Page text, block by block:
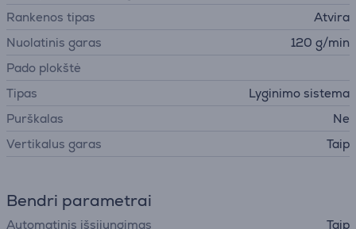
Rankenos tipas
Atvira
Nuolatinis garas
120 g/min
Pado plokštė
Tipas
Lyginimo sistema
Purškalas
Ne
Vertikalus garas
Taip
Bendri parametrai
Automatinis išsijungimas Taip